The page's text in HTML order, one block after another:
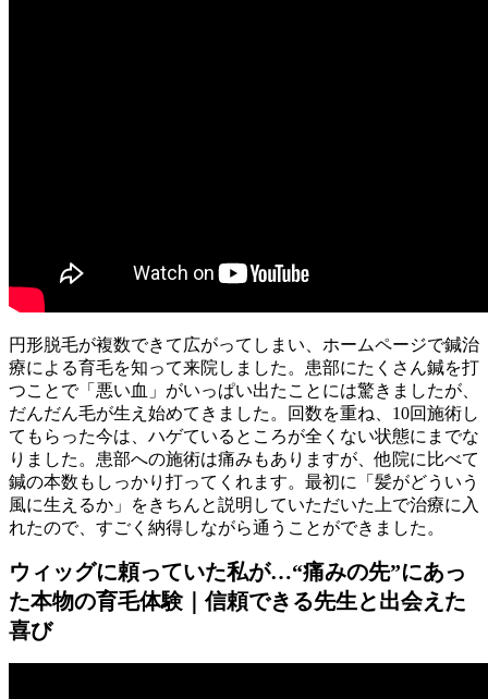
円形脱毛が複数できて広がってしまい、ホームページで鍼治
療による育毛を知って来院しました。患部にたくさん鍼を打
つことで「悪い血」がいっぱい出たことには驚きましたが、
だんだん毛が生え始めてきました。回数を重ね、10回施術し
てもらった今は、ハゲているところが全くない状態にまでな
りました。患部への施術は痛みもありますが、他院に比べて
鍼の本数もしっかり打ってくれます。最初に「髪がどういう
風に生えるか」をきちんと説明していただいた上で治療に入
れたので、すごく納得しながら通うことができました。
ウィッグに頼っていた私が…“痛みの先”にあっ
た本物の育毛体験｜信頼できる先生と出会えた
喜び